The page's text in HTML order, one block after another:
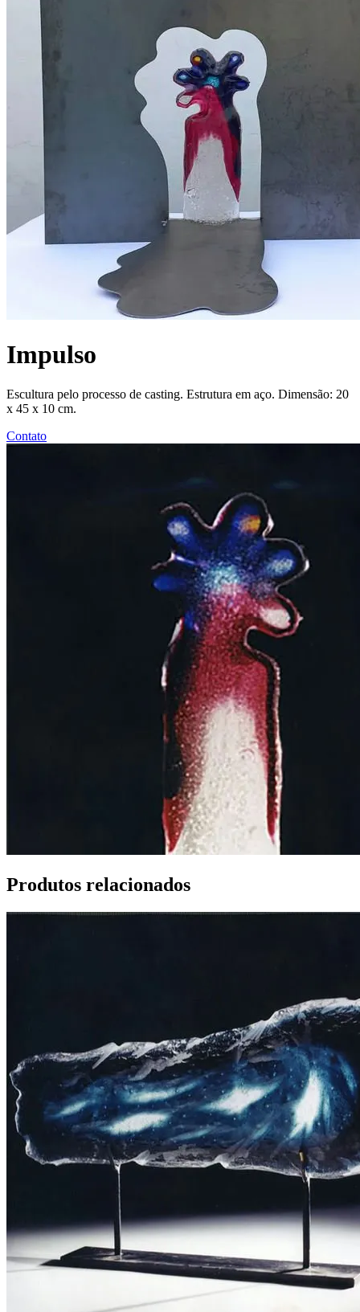
Impulso
Escultura pelo processo de casting. Estrutura em aço. Dimensão: 20
x 45 x 10 cm.
Contato
Produtos relacionados